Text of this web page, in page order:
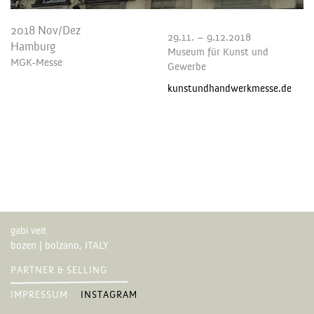
2018 Nov/Dez
Hamburg
MGK-Messe
29.11. – 9.12.2018
Museum für Kunst und
Gewerbe
kunstundhandwerkmesse.de
gabi veit
bozen | bolzano, ITALY
PARTNER & SELLING
IMPRESSUM INSTAGRAM